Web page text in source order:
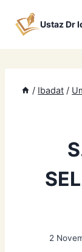
Ustaz Dr
/ Ibadat /
2